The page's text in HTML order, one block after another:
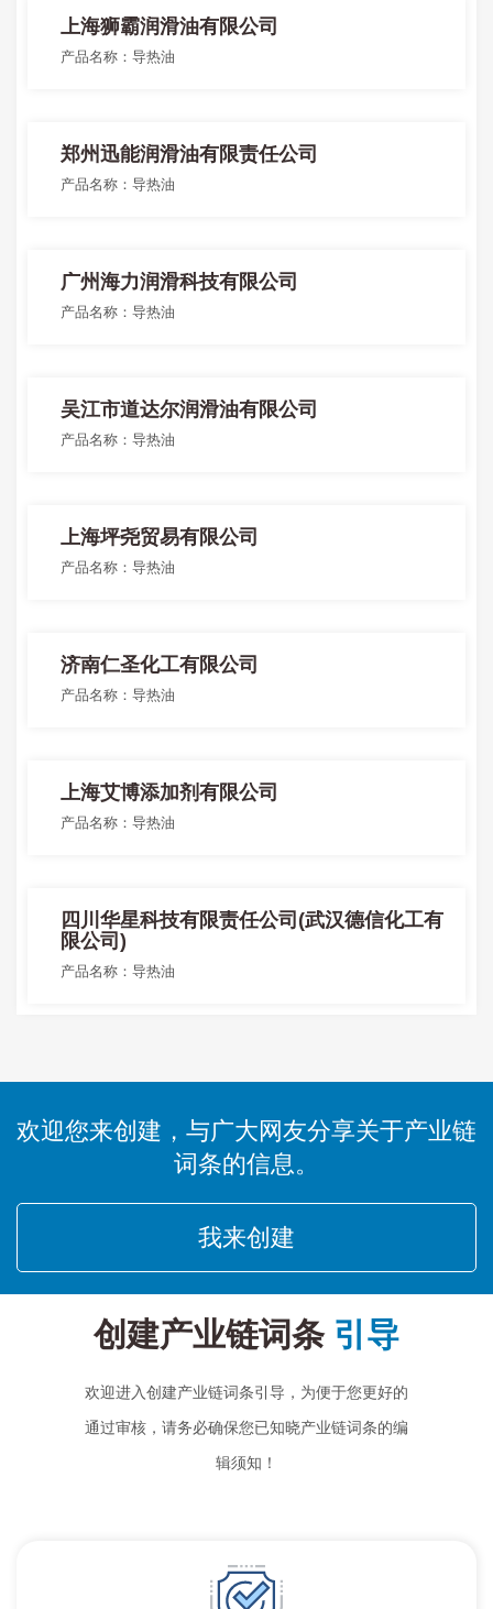
上海狮霸润滑油有限公司
产品名称：导热油
郑州迅能润滑油有限责任公司
产品名称：导热油
广州海力润滑科技有限公司
产品名称：导热油
吴江市道达尔润滑油有限公司
产品名称：导热油
上海坪尧贸易有限公司
产品名称：导热油
济南仁圣化工有限公司
产品名称：导热油
上海艾博添加剂有限公司
产品名称：导热油
四川华星科技有限责任公司(武汉德信化工有
限公司)
产品名称：导热油
欢迎您来创建，与广大网友分享关于产业链
词条的信息。
我来创建
创建产业链词条 引导
欢迎进入创建产业链词条引导，为便于您更好的
通过审核，请务必确保您已知晓产业链词条的编
辑须知！